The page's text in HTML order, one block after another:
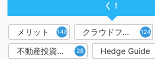
く！
メリット 148 クラウドファンディング 124
不動産投資型クラウドファンディング 28 Hedge Guide